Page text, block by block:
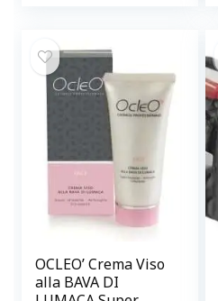
OCLEO’ Crema Viso
alla BAVA DI